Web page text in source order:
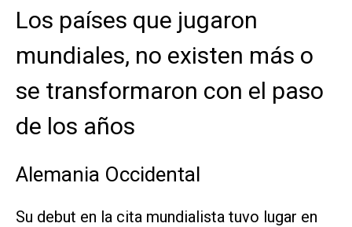
Los países que jugaron
mundiales, no existen más o
se transformaron con el paso
de los años
Alemania Occidental
Su debut en la cita mundialista tuvo lugar en